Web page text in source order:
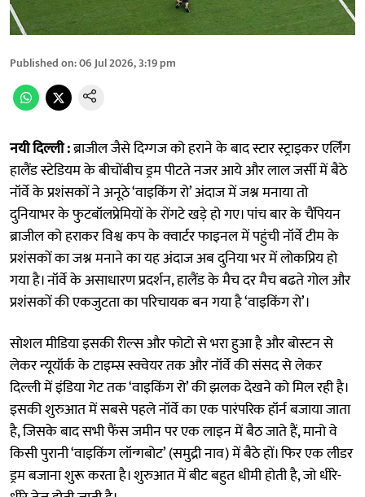
Published on:06 Jul 2026, 3:19 pm
नयी दिल्ली :ब्राजील जैसे दिग्गज को हराने के बाद स्टार स्ट्राइकर एर्लिंग
हालैंड स्टेडियम के बीचोंबीच ड्रम पीटते नजर आये और लाल जर्सी में बैठे
नॉर्वे के प्रशंसकों ने अनूठे ‘वाइकिंग रो’ अंदाज में जश्न मनाया तो
दुनियाभर के फुटबॉलप्रेमियों के रोंगटे खड़े हो गए। पांच बार के चैंपियन
ब्राजील को हराकर विश्व कप के क्वार्टर फाइनल में पहुंची नॉर्वे टीम के
प्रशंसकों का जश्न मनाने का यह अंदाज अब दुनिया भर में लोकप्रिय हो
गया है। नॉर्वे के असाधारण प्रदर्शन, हालैंड के मैच दर मैच बढते गोल और
प्रशंसकों की एकजुटता का परिचायक बन गया है ‘वाइकिंग रो’।
सोशल मीडिया इसकी रील्स और फोटो से भरा हुआ है और बोस्टन से
लेकर न्यूयॉर्क के टाइम्स स्क्वेयर तक और नॉर्वे की संसद से लेकर
दिल्ली में इंडिया गेट तक ‘वाइकिंग रो’ की झलक देखने को मिल रही है।
इसकी शुरुआत में सबसे पहले नॉर्वे का एक पारंपरिक हॉर्न बजाया जाता
है, जिसके बाद सभी फैंस जमीन पर एक लाइन में बैठ जाते हैं, मानो वे
किसी पुरानी ‘वाइकिंग लॉन्गबोट’ (समुद्री नाव) में बैठे हों। फिर एक लीडर
ड्रम बजाना शुरू करता है। शुरुआत में बीट बहुत धीमी होती है, जो धीरे-